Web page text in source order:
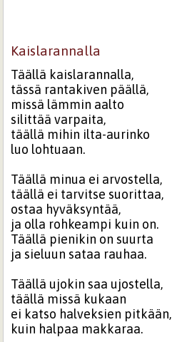
Kaislarannalla
Täällä kaislarannalla,
tässä rantakiven päällä,
missä lämmin aalto
silittää varpaita,
täällä mihin ilta-aurinko
luo lohtuaan.
Täällä minua ei arvostella,
täällä ei tarvitse suorittaa,
ostaa hyväksyntää,
ja olla rohkeampi kuin on.
Täällä pienikin on suurta
ja sieluun sataa rauhaa.
Täällä ujokin saa ujostella,
täällä missä kukaan
ei katso halveksien pitkään,
kuin halpaa makkaraa.